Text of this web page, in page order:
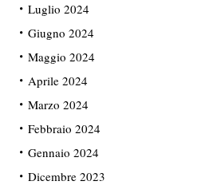
Luglio 2024
Giugno 2024
Maggio 2024
Aprile 2024
Marzo 2024
Febbraio 2024
Gennaio 2024
Dicembre 2023